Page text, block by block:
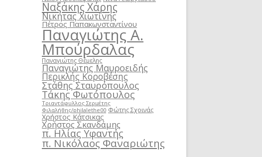
Ναξάκης Χάρης
Νικήτας Χιωτίνης
Πέτρος Παπακωνσταντίνου
Παναγιώτης Α.
Μπούρδαλας
Παναγιώτης Θέμελης
Παναγιώτης Μαυροειδής
Περικλής Κοροβέσης
Στάθης Σταυρόπουλος
Τάκης Φωτόπουλος
Τριαντάφυλλος Σερμέτης
Φιλαλήθης/philalethe00 Φώτης Σχοινάς
Χρήστος Κάτσικας
Χρήστος Σκανδάμης
π. Ηλίας Υφαντής
π. Νικόλαος Φαναριώτης